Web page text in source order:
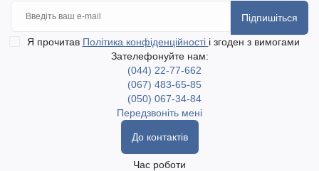
Підпишіться
Я прочитав Політика конфіденційності і згоден з вимогами
Зателефонуйте нам:
(044) 22-77-662
(067) 483-65-85
(050) 067-34-84
Передзвоніть мені
До контактів
Час роботи